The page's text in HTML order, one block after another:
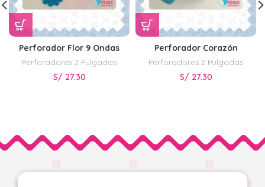
Perforador Flor 9 Ondas
Perforadores 2 Pulgadas
S/ 27.30
Perforador Corazón
Perforadores 2 Pulgadas
S/ 27.30